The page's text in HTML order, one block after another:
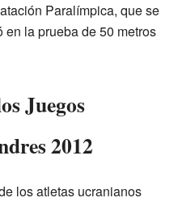
Paralímpica, que se
la prueba de 50 metros
Juegos
2012
los atletas ucranianos